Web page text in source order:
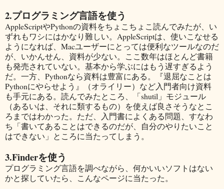
2.プログラミング言語を使う
AppleScriptやPythonの資料をちょこちょこ読んでみたが、い
ずれもワシにはかなり難しい。AppleScriptは、使いこなせる
ようになれば、Macユーザーにとっては便利なツールなのだ
が、いかんせん、資料が少ない。ここ数年はほとんど書籍
も発売されていない。基本から学ぶにはもう遅すぎるよう
だ。一方、Pythonなら資料は豊富にある。『退屈なことは
Pythonにやらせよう』（オライリー）など入門者向け資料
も手元にある。読んでみたところ、「shutil」モジュール
（あるいは、それに類するもの）を使えば良さそうなとこ
ろまではわかった。ただ、入門書によくある問題、すなわ
ち「書いてあることはできるのだが、自分のやりたいこと
はできない」ところに当たってしまう。
3.Finderを使う
プログラミング言語を調べながら、何かいいソフトはない
かと探していたら、こんなページに当たった。